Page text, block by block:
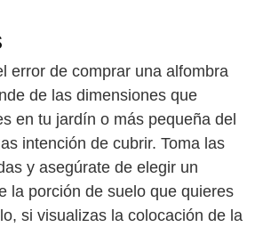
error de comprar una alfombra
de las dimensiones que
en tu jardín o más pequeña del
intención de cubrir. Toma las
y asegúrate de elegir un
la porción de suelo que quieres
si visualizas la colocación de la